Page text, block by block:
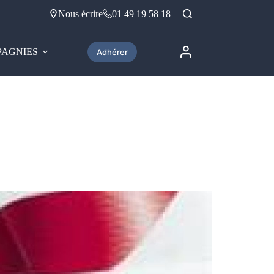
Nous écrire 01 49 19 58 18
Adhérer